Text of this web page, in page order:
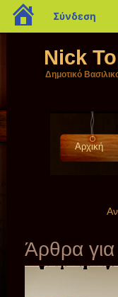
blogs.sch.gr
Σύνδεση
Nick
Δημοτικό
Αρχική
Άρθρα